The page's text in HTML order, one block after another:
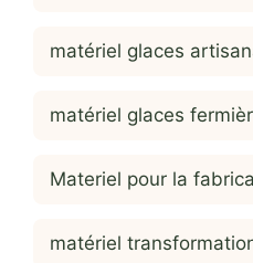
matériel glaces
matériel glaces
Materiel pour la
matériel